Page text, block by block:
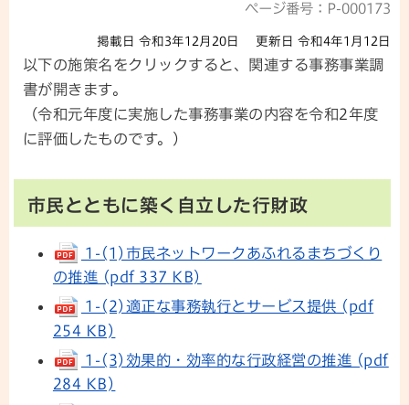
ページ番号：P-000173
掲載日 令和3年12月20日 更新日 令和4年1月12日
以下の施策名をクリックすると、関連する事務事業調
書が開きます。
（令和元年度に実施した事務事業の内容を令和2年度
に評価したものです。）
市民とともに築く自立した行財政
1-(1)市民ネットワークあふれるまちづくり
の推進 (pdf 337 KB)
1-(2)適正な事務執行とサービス提供 (pdf
254 KB)
1-(3)効果的・効率的な行政経営の推進 (pdf
284 KB)